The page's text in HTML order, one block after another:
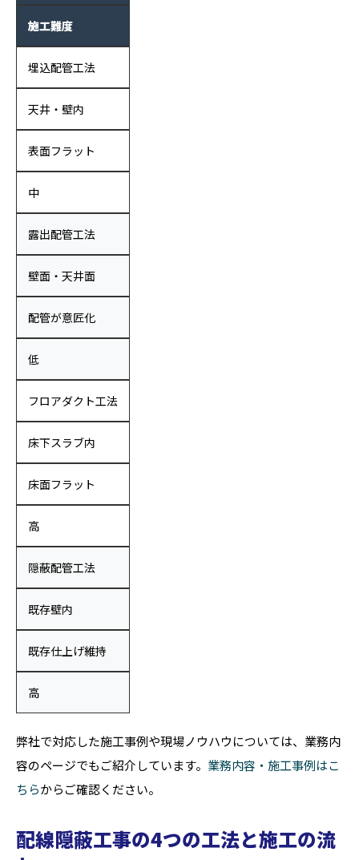
施工難度
埋込配管工法
天井・壁内
表面フラット
中
露出配管工法
壁面・天井面
配管が意匠化
低
フロアダクト工法
床下スラブ内
床面フラット
高
隠蔽配管工法
既存壁内
既存仕上げ維持
高
弊社で対応した施工事例や現場ノウハウについては、業務内
容のページでもご紹介しています。 業務内容・施工事例はこ
ちらからご確認ください。
配線隠蔽工事の4つの工法と施工の流